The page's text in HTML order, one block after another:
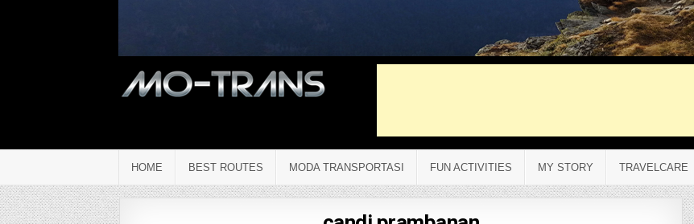
HOME BEST ROUTES MODA TRANSPORTASI FUN ACTIVITIES MY STORY TRAVELCARE